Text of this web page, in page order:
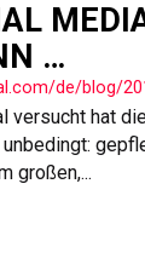
…
versucht hat
großen,...